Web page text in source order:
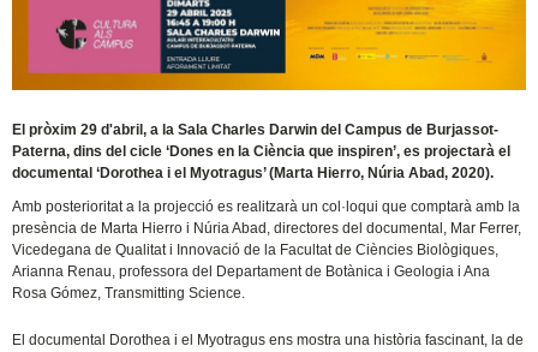
El pròxim 29 d'abril, a la Sala Charles Darwin del Campus de Burjassot-
Paterna, dins del cicle ‘Dones en la Ciència que inspiren’, es projectarà el
documental ‘Dorothea i el Myotragus’ (Marta Hierro, Núria Abad, 2020).
Amb posterioritat a la projecció es realitzarà un col·loqui que comptarà amb la
presència de Marta Hierro i Núria Abad, directores del documental, Mar Ferrer,
Vicedegana de Qualitat i Innovació de la Facultat de Ciències Biològiques,
Arianna Renau, professora del Departament de Botànica i Geologia i Ana
Rosa Gómez, Transmitting Science.
El documental Dorothea i el Myotragus ens mostra una història fascinant, la de